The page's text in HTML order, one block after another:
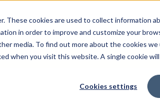
These cookies are used to collect information
in order to improve and customize your
media. To find out more about the cookies we
when you visit this website. A single cookie
Cookies settings
Show submenu for 제품
제품
디지털-트윈을 생성하여 가공의
Show
솔루션
사용해 보세요